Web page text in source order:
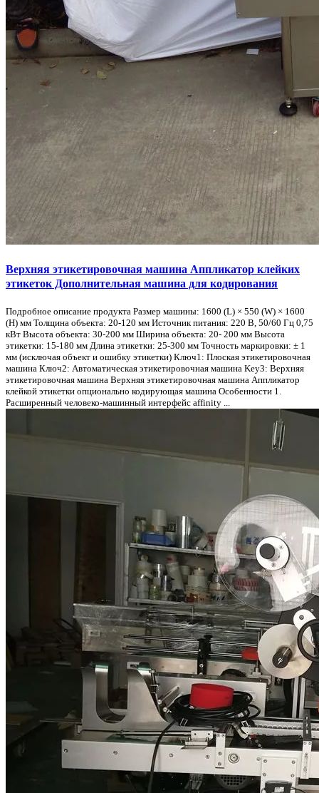
Верхняя этикетировочная машина Аппликатор клейких
этикеток Дополнительная машина для кодирования
Подробное описание продукта Размер машины: 1600 (L) × 550 (W) × 1600
(H) мм Толщина объекта: 20-120 мм Источник питания: 220 В, 50/60 Гц 0,75
кВт Высота объекта: 30-200 мм Ширина объекта: 20- 200 мм Высота
этикетки: 15-180 мм Длина этикетки: 25-300 мм Точность маркировки: ± 1
мм (исключая объект и ошибку этикетки) Ключ1: Плоская этикетировочная
машина Ключ2: Автоматическая этикетировочная машина Key3: Верхняя
этикетировочная машина Верхняя этикетировочная машина Аппликатор
клейкой этикетки опционально кодирующая машина Особенности 1.
Расширенный человеко-машинный интерфейс affinity ...